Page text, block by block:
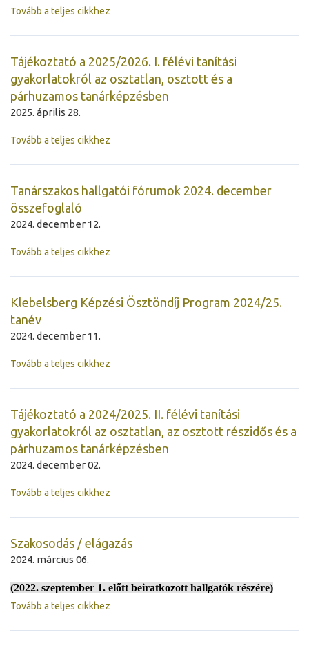
Tovább a teljes cikkhez
Tájékoztató a 2025/2026. I. félévi tanítási
gyakorlatokról az osztatlan, osztott és a
párhuzamos tanárképzésben
2025. április 28.
Tovább a teljes cikkhez
Tanárszakos hallgatói fórumok 2024. december
összefoglaló
2024. december 12.
Tovább a teljes cikkhez
Klebelsberg Képzési Ösztöndíj Program 2024/25.
tanév
2024. december 11.
Tovább a teljes cikkhez
Tájékoztató a 2024/2025. II. félévi tanítási
gyakorlatokról az osztatlan, az osztott részidős és a
párhuzamos tanárképzésben
2024. december 02.
Tovább a teljes cikkhez
Szakosodás / elágazás
2024. március 06.
(2022. szeptember 1. előtt beiratkozott hallgatók részére)
Tovább a teljes cikkhez